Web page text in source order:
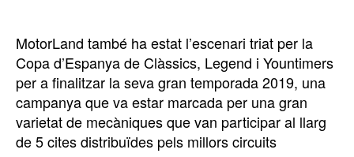
MotorLand també ha estat l’escenari triat per la
Copa d’Espanya de Clàssics, Legend i Yountimers
per a finalitzar la seva gran temporada 2019, una
campanya que va estar marcada per una gran
varietat de mecàniques que van participar al llarg
de 5 cites distribuïdes pels millors circuits